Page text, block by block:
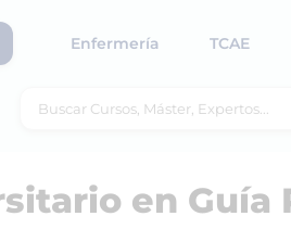
Enfermería TCAE
en Guía